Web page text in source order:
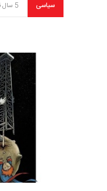
سیاسی 5 سال قبل